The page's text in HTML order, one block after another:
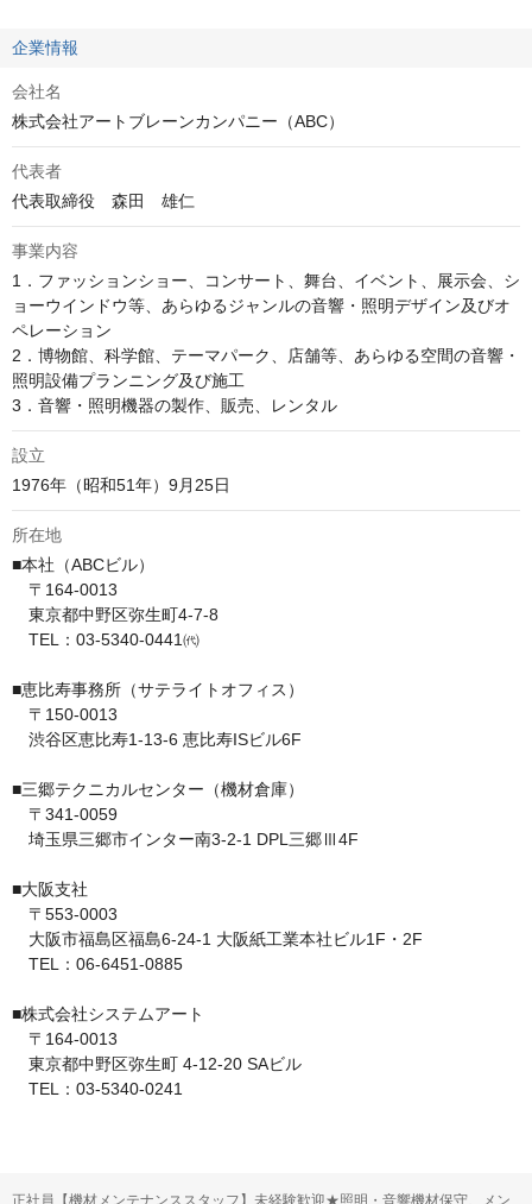
企業情報
会社名
株式会社アートブレーンカンパニー（ABC）
代表者
代表取締役　森田　雄仁
事業内容
1．ファッションショー、コンサート、舞台、イベント、展示会、シ
ョーウインドウ等、あらゆるジャンルの音響・照明デザイン及びオ
ペレーション
2．博物館、科学館、テーマパーク、店舗等、あらゆる空間の音響・
照明設備プランニング及び施工
3．音響・照明機器の製作、販売、レンタル
設立
1976年（昭和51年）9月25日
所在地
■本社（ABCビル）
〒164-0013
東京都中野区弥生町4-7-8
TEL：03-5340-0441㈹
■恵比寿事務所（サテライトオフィス）
〒150-0013
渋谷区恵比寿1-13-6 恵比寿ISビル6F
■三郷テクニカルセンター（機材倉庫）
〒341-0059
埼玉県三郷市インター南3-2-1 DPL三郷Ⅲ4F
■大阪支社
〒553-0003
大阪市福島区福島6-24-1 大阪紙工業本社ビル1F・2F
TEL：06-6451-0885
■株式会社システムアート
〒164-0013
東京都中野区弥生町 4-12-20 SAビル
TEL：03-5340-0241
正社員【機材メンテナンススタッフ】未経験歓迎★照明・音響機材保守、メン